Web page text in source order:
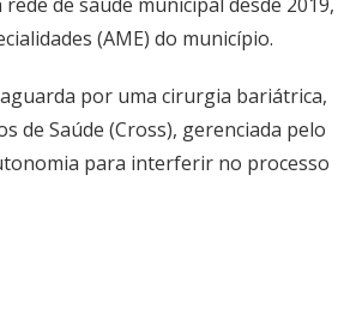
(AME) do município.
por uma cirurgia bariátrica,
de Saúde (Cross), gerenciada pelo
para interferir no processo